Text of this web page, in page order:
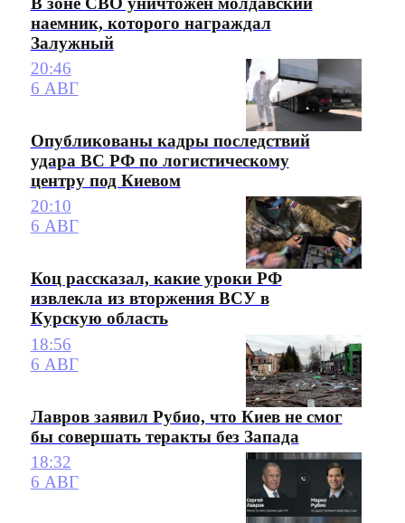
наемник, которого награждал
Залужный
20:46
6 АВГ
Опубликованы кадры последствий
удара ВС РФ по логистическому
центру под Киевом
20:10
6 АВГ
Коц рассказал, какие уроки РФ
извлекла из вторжения ВСУ в
Курскую область
18:56
6 АВГ
Лавров заявил Рубио, что Киев не смог
бы совершать теракты без Запада
18:32
6 АВГ